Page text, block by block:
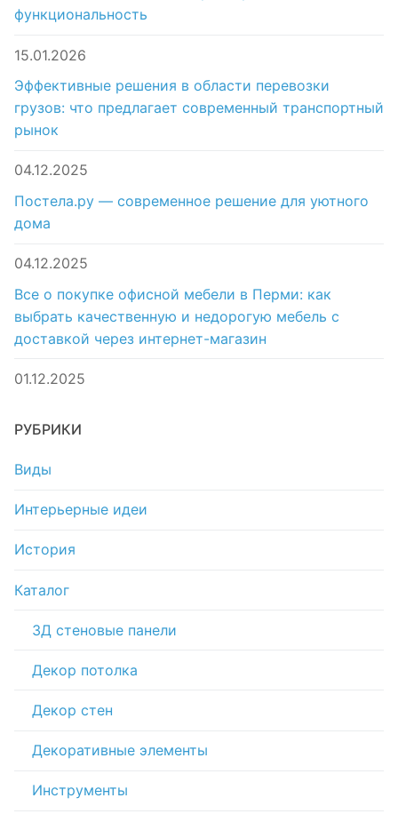
функциональность
15.01.2026
Эффективные решения в области перевозки
грузов: что предлагает современный транспортный
рынок
04.12.2025
Постела.ру — современное решение для уютного
дома
04.12.2025
Все о покупке офисной мебели в Перми: как
выбрать качественную и недорогую мебель с
доставкой через интернет-магазин
01.12.2025
РУБРИКИ
Виды
Интерьерные идеи
История
Каталог
3Д стеновые панели
Декор потолка
Декор стен
Декоративные элементы
Инструменты